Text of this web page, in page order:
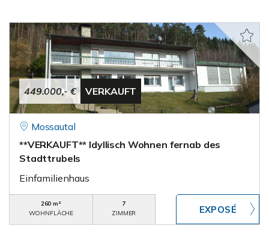
449.000,- € VERKAUFT
Mossautal
**VERKAUFT** Idyllisch Wohnen fernab des
Stadttrubels
Einfamilienhaus
260 m²
WOHNFLÄCHE
7
ZIMMER